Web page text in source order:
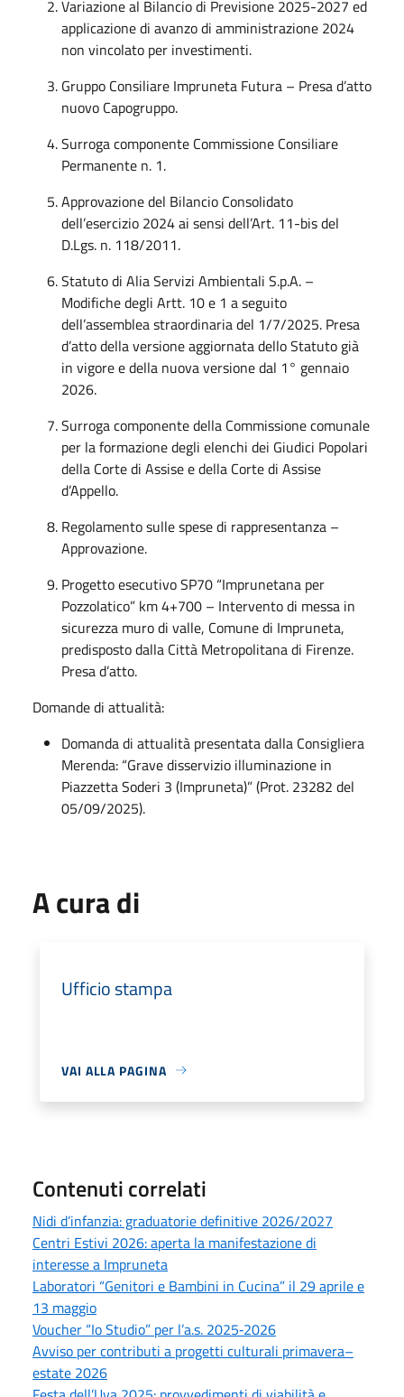
Variazione al Bilancio di Previsione 2025-2027 ed
applicazione di avanzo di amministrazione 2024
non vincolato per investimenti.
Gruppo Consiliare Impruneta Futura – Presa d’atto
nuovo Capogruppo.
Surroga componente Commissione Consiliare
Permanente n. 1.
Approvazione del Bilancio Consolidato
dell’esercizio 2024 ai sensi dell’Art. 11-bis del
D.Lgs. n. 118/2011.
Statuto di Alia Servizi Ambientali S.p.A. –
Modifiche degli Artt. 10 e 1 a seguito
dell’assemblea straordinaria del 1/7/2025. Presa
d’atto della versione aggiornata dello Statuto già
in vigore e della nuova versione dal 1° gennaio
2026.
Surroga componente della Commissione comunale
per la formazione degli elenchi dei Giudici Popolari
della Corte di Assise e della Corte di Assise
d’Appello.
Regolamento sulle spese di rappresentanza –
Approvazione.
Progetto esecutivo SP70 “Imprunetana per
Pozzolatico” km 4+700 – Intervento di messa in
sicurezza muro di valle, Comune di Impruneta,
predisposto dalla Città Metropolitana di Firenze.
Presa d’atto.
Domande di attualità:
Domanda di attualità presentata dalla Consigliera
Merenda: “Grave disservizio illuminazione in
Piazzetta Soderi 3 (Impruneta)” (Prot. 23282 del
05/09/2025).
A cura di
Ufficio stampa
VAI ALLA PAGINA
Contenuti correlati
Nidi d’infanzia: graduatorie definitive 2026/2027
Centri Estivi 2026: aperta la manifestazione di
interesse a Impruneta
Laboratori “Genitori e Bambini in Cucina” il 29 aprile e
13 maggio
Voucher “Io Studio” per l’a.s. 2025‑2026
Avviso per contributi a progetti culturali primavera–
estate 2026